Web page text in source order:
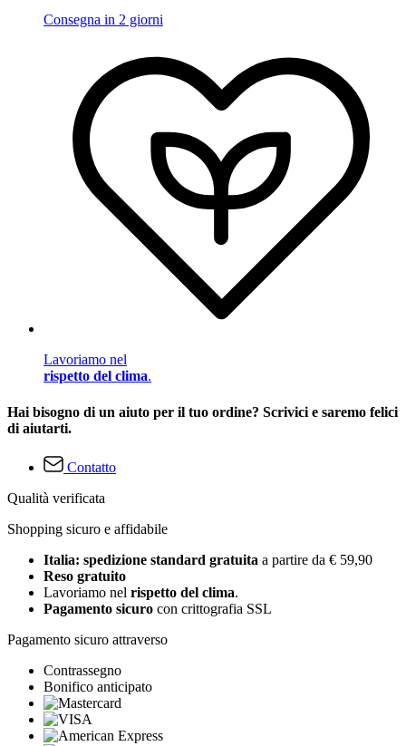
Consegna in 2 giorni
Lavoriamo nel
rispetto del clima.
Hai bisogno di un aiuto per il tuo ordine? Scrivici e saremo felici
di aiutarti.
Contatto
Qualità verificata
Shopping sicuro e affidabile
Italia: spedizione standard gratuita a partire da € 59,90
Reso gratuito
Lavoriamo nel rispetto del clima.
Pagamento sicuro con crittografia SSL
Pagamento sicuro attraverso
Contrassegno
Bonifico anticipato